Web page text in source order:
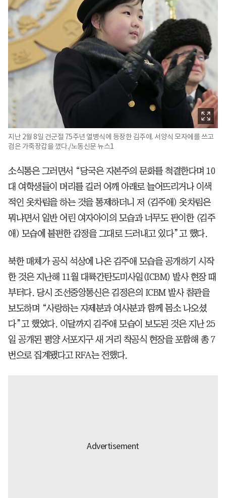
지난 2월 8일 건군절 75주년 열병식에 등장한 김주애. 서양식 모자에를 쓰고
검은 가죽장갑을 꼈다./노동신문 뉴스1
소식통은 그러면서 “당국은 자본주의 문화를 척결한다며 10
대 여학생들이 머리를 길러 어깨 아래로 늘어뜨리거나 이색
적인 옷차림을 하는 것을 통제하더니 저 (김주애) 옷차림은
뭐냐면서 일반 어린 여자아이의 모습과 너무도 판이한 (김주
애) 모습에 불편한 감정을 그대로 드러내고 있다”고 했다.
북한 매체가 공식 석상에 나온 김주애 모습을 공개하기 시작
한 것은 지난해 11월 대륙간탄도미사일(ICBM) 발사 현장 때
부터다. 당시 조선중앙통신은 김정은의 ICBM 발사 참관을
보도하며 “사랑하는 자제분과 여사분과 함께 몸소 나오셨
다”고 했었다. 이달까지 김주애 모습이 보도된 것은 지난 25
일 공개된 평양 서포지구 새 거리 착공식 현장을 포함해 총 7
번으로 집계됐다고 RFA는 전했다.